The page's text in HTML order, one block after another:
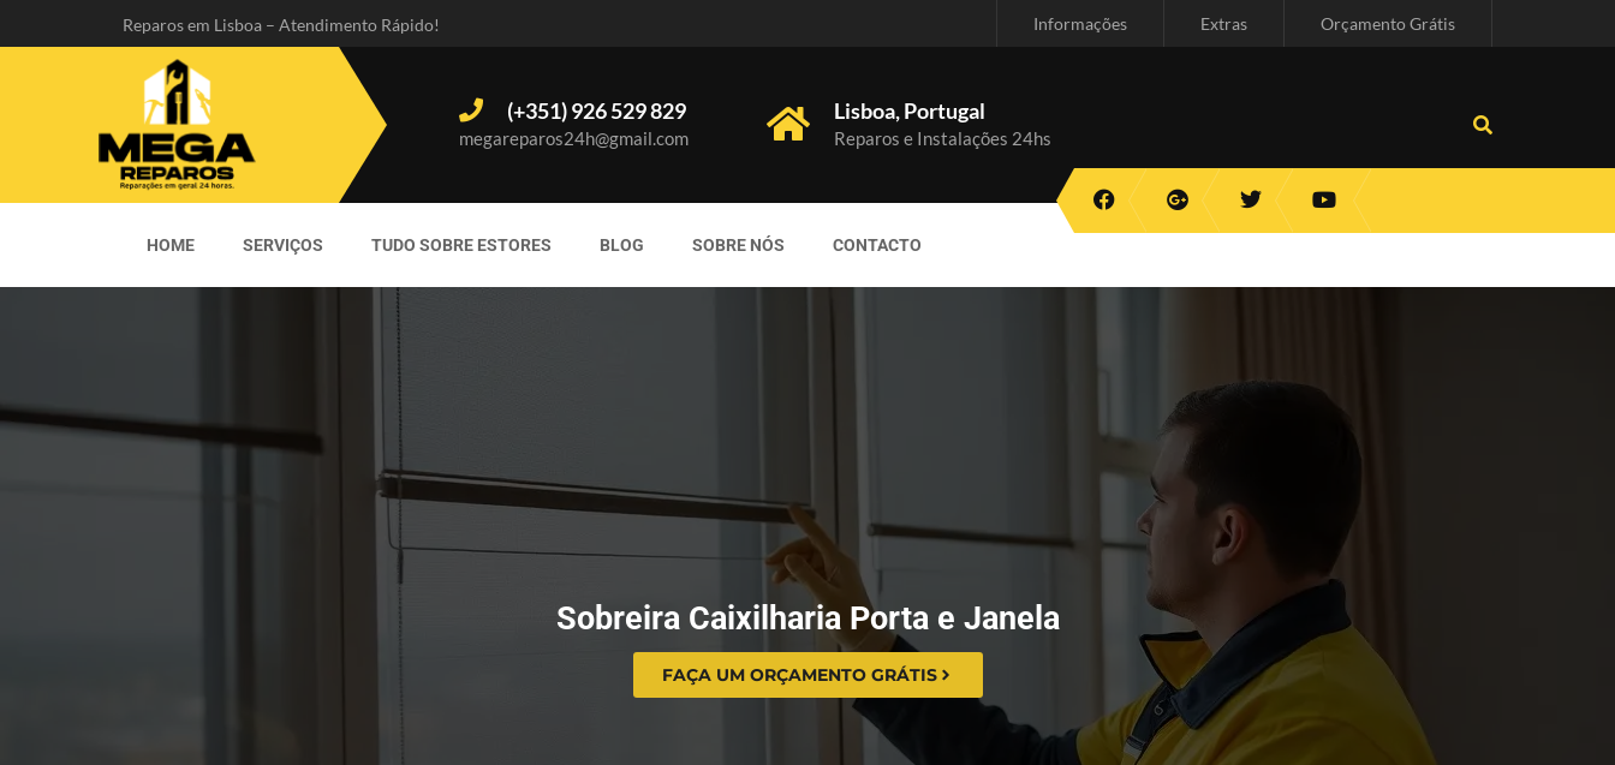
Reparos em Lisboa – Atendimento Rápido! Informações Extras Orçamento Grátis
(+351) 926 529 829
megareparos24h@gmail.com
Lisboa, Portugal
Reparos e Instalações 24hs
HOME SERVIÇOS TUDO SOBRE ESTORES BLOG SOBRE NÓS CONTACTO
Sobreira Caixilharia Porta e Janela
FAÇA UM ORÇAMENTO GRÁTIS